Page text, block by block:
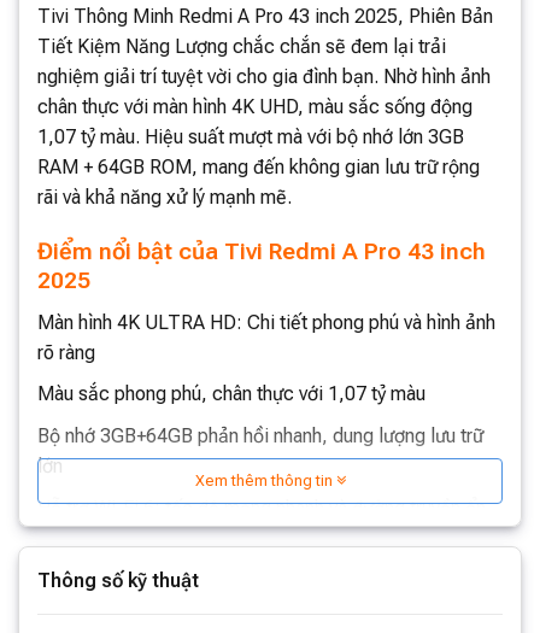
Tivi Thông Minh Redmi A Pro 43 inch 2025, Phiên Bản
Tiết Kiệm Năng Lượng chắc chắn sẽ đem lại trải
nghiệm giải trí tuyệt vời cho gia đình bạn. Nhờ hình ảnh
chân thực với màn hình 4K UHD, màu sắc sống động
1,07 tỷ màu. Hiệu suất mượt mà với bộ nhớ lớn 3GB
RAM + 64GB ROM, mang đến không gian lưu trữ rộng
rãi và khả năng xử lý mạnh mẽ.
Điểm nổi bật của Tivi Redmi A Pro 43 inch
2025
Màn hình 4K ULTRA HD: Chi tiết phong phú và hình ảnh
rõ ràng
Màu sắc phong phú, chân thực với 1,07 tỷ màu
Bộ nhớ 3GB+64GB phản hồi nhanh, dung lượng lưu trữ
lớn
Hỗ trợ Wi-Fi 6: tốc độ mạng nhanh và đường truyền ổn
định hơn
Thân thiện với mắt: Hạn chế ánh sáng xanh
Xem thêm thông tin
Thông số kỹ thuật